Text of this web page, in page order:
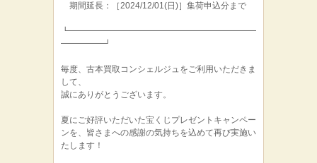
期間延長：［2024/12/01(日)］集荷申込分まで
┗━━━━━━━━━━━━━━━━━━━━━━
━━━━━┛
毎度、古本買取コンシェルジュをご利用いただきま
して、
誠にありがとうございます。
夏にご好評いただいた宝くじプレゼントキャンペー
ンを、皆さまへの感謝の気持ちを込めて再び実施い
たします！